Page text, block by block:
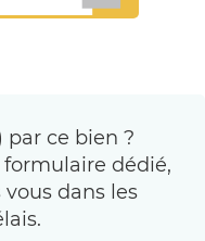
par ce bien ?
dédié,
dans les